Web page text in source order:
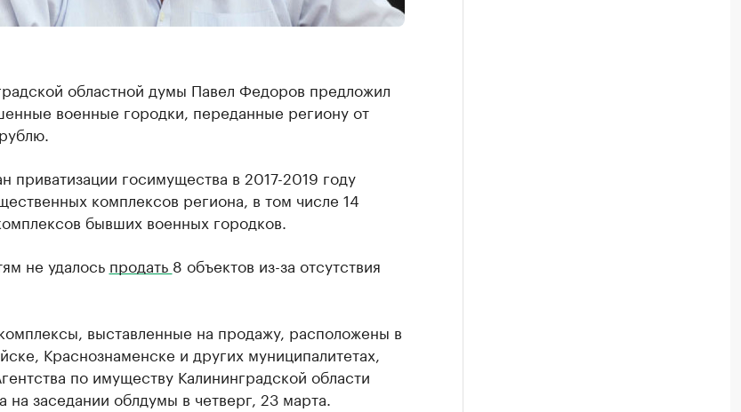
областной думы Павел Федоров предложил
военные городки, переданные региону от
приватизации госимущества в 2017-2019 году
комплексов региона, в том числе 14
бывших военных городков.
не удалось продать 8 объектов из-за отсутствия
выставленные на продажу, расположены в
Краснознаменске и других муниципалитетах,
по имуществу Калининградской области
на заседании облдумы в четверг, 23 марта.